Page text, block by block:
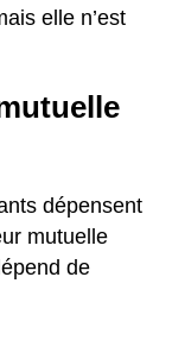
elle n’est
dépensent
mutuelle
de